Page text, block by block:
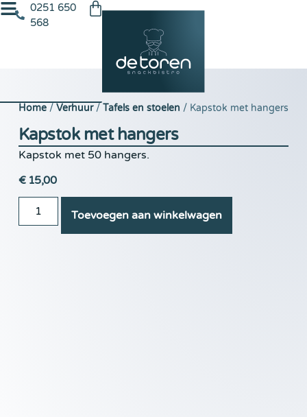
0251 650
568
Home/ Verhuur/ Tafels en stoelen / Kapstok met hangers
Kapstok met hangers
Kapstok met 50 hangers.
€15,00
Toevoegen aan winkelwagen